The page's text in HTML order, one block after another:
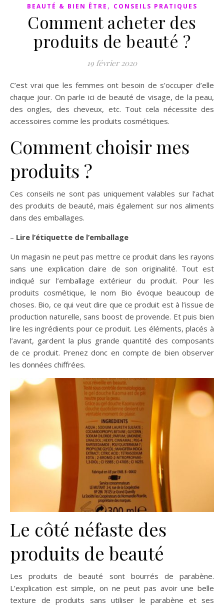
BEAUTÉ & BIEN ÊTRE , CONSEILS PRATIQUES
Comment acheter des
produits de beauté ?
19 février 2020
C’est vrai que les femmes ont besoin de s’occuper d’elle
chaque jour. On parle ici de beauté de visage, de la peau,
des ongles, des cheveux, etc. Tout cela nécessite des
accessoires comme les produits cosmétiques.
Comment choisir mes
produits ?
Ces conseils ne sont pas uniquement valables sur l’achat
des produits de beauté, mais également sur nos aliments
dans des emballages.
– Lire l’étiquette de l’emballage
Un magasin ne peut pas mettre ce produit dans les rayons
sans une explication claire de son originalité. Tout est
indiqué sur l’emballage extérieur du produit. Pour les
produits cosmétique, le nom Bio évoque beaucoup de
choses. Bio, ce qui veut dire que ce produit est à l’issue de
production naturelle, sans boost de provende. Et puis bien
lire les ingrédients pour ce produit. Les éléments, placés à
l’avant, gardent la plus grande quantité des composants
de ce produit. Prenez donc en compte de bien observer
les données chiffrées.
Le côté néfaste des
produits de beauté
Les produits de beauté sont bourrés de parabène.
L’explication est simple, on ne peut pas avoir une belle
texture de produits sans utiliser le parabène et ses